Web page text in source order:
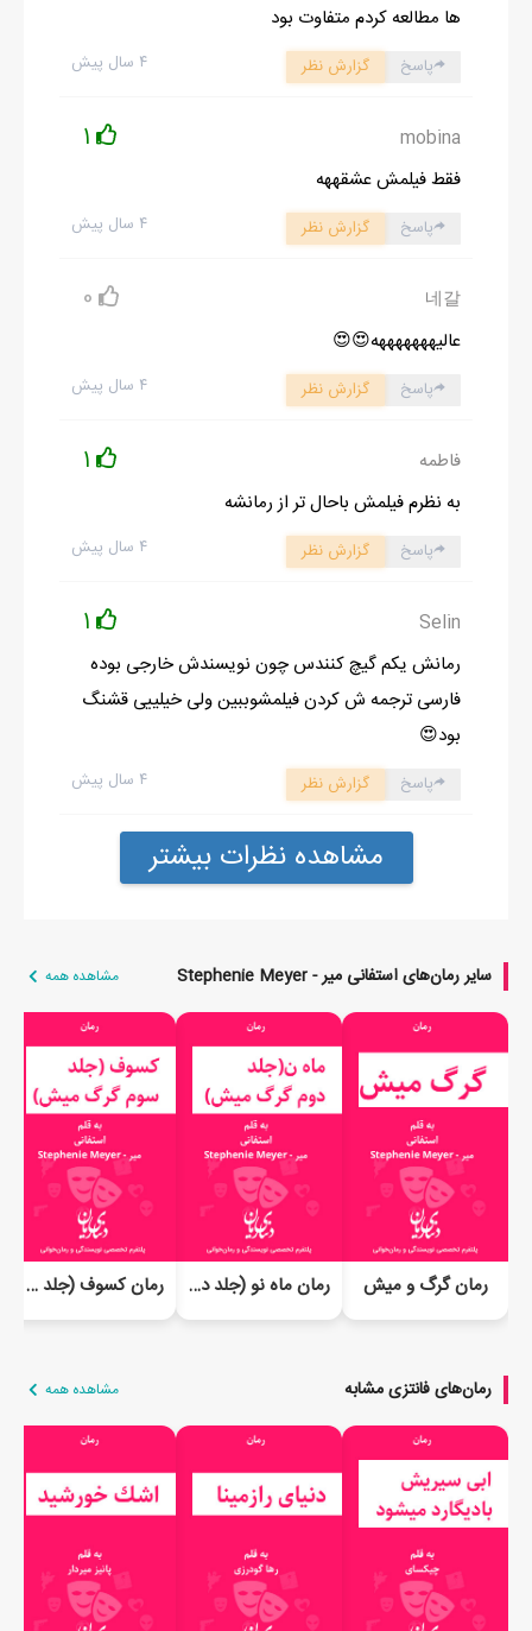
ها مطالعه کردم متفاوت بود
۴ سال پیش پاسخ گزارش نظر
mobina
1
فقط فیلمش عشقههه
۴ سال پیش پاسخ گزارش نظر
네갈
0
عالیهههههههه😍😍
۴ سال پیش پاسخ گزارش نظر
فاطمه 1
به نظرم فیلمش باحال تر از رمانشه
۴ سال پیش پاسخ گزارش نظر
Selin
1
رمانش یکم گیچ کنندس چون نویسندش خارجی بوده
فارسی ترجمه ش کردن فیلمشوببین ولی خیلییی قشنگ
بود😍
۴ سال پیش پاسخ گزارش نظر
مشاهده نظرات بیشتر
سایر رمان‌های استفانی میر - Stephenie Meyer مشاهده همه
رمان گرگ و میش رمان ماه نو (جلد دوم گرگ و میش) رمان کسوف (جلد سوم گرگ و میش)
رمان‌های فانتزی مشابه مشاهده همه